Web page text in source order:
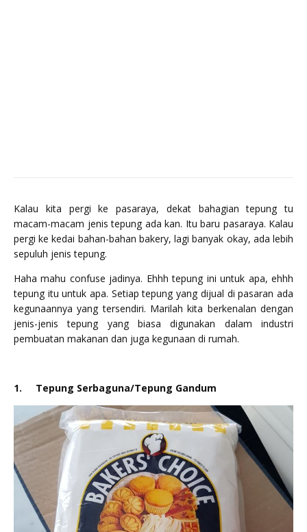
Kalau kita pergi ke pasaraya, dekat bahagian tepung tu
macam-macam jenis tepung ada kan. Itu baru pasaraya. Kalau
pergi ke kedai bahan-bahan bakery, lagi banyak okay, ada lebih
sepuluh jenis tepung.
Haha mahu confuse jadinya. Ehhh tepung ini untuk apa, ehhh
tepung itu untuk apa. Setiap tepung yang dijual di pasaran ada
kegunaannya yang tersendiri. Marilah kita berkenalan dengan
jenis-jenis tepung yang biasa digunakan dalam industri
pembuatan makanan dan juga kegunaan di rumah.
1. Tepung Serbaguna/Tepung Gandum